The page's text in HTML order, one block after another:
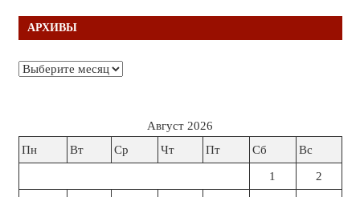
АРХИВЫ
Архивы
Август 2026
Пн
Вт Ср Чт Пт Сб Вс
1 2